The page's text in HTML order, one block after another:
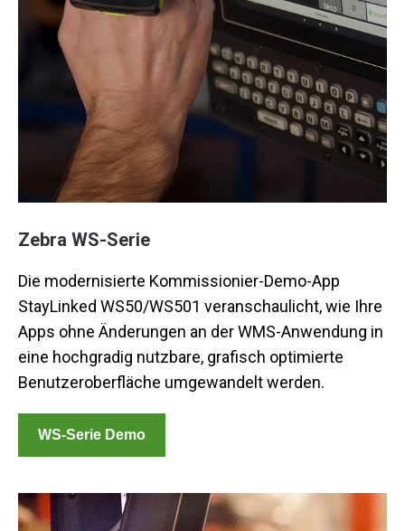
Zebra WS-Serie
Die modernisierte Kommissionier-Demo-App
StayLinked WS50/WS501 veranschaulicht, wie Ihre
Apps ohne Änderungen an der WMS-Anwendung in
eine hochgradig nutzbare, grafisch optimierte
Benutzeroberfläche umgewandelt werden.
WS-Serie Demo